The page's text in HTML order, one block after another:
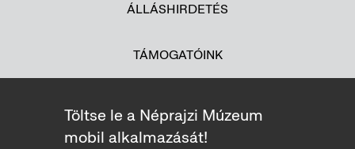
ÁLLÁSHIRDETÉS
TÁMOGATÓINK
Töltse le a Néprajzi Múzeum
mobil alkalmazását!